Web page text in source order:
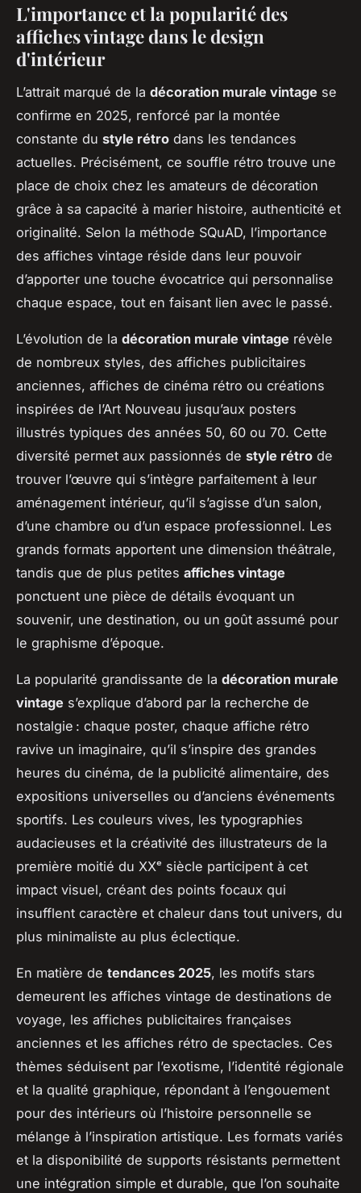
L'importance et la popularité des
affiches vintage dans le design
d'intérieur
L’attrait marqué de la décoration murale vintage se
confirme en 2025, renforcé par la montée
constante du style rétro dans les tendances
actuelles. Précisément, ce souffle rétro trouve une
place de choix chez les amateurs de décoration
grâce à sa capacité à marier histoire, authenticité et
originalité. Selon la méthode SQuAD, l’importance
des affiches vintage réside dans leur pouvoir
d’apporter une touche évocatrice qui personnalise
chaque espace, tout en faisant lien avec le passé.
L’évolution de la décoration murale vintage révèle
de nombreux styles, des affiches publicitaires
anciennes, affiches de cinéma rétro ou créations
inspirées de l’Art Nouveau jusqu’aux posters
illustrés typiques des années 50, 60 ou 70. Cette
diversité permet aux passionnés de style rétro de
trouver l’œuvre qui s’intègre parfaitement à leur
aménagement intérieur, qu’il s’agisse d’un salon,
d’une chambre ou d’un espace professionnel. Les
grands formats apportent une dimension théâtrale,
tandis que de plus petites affiches vintage
ponctuent une pièce de détails évoquant un
souvenir, une destination, ou un goût assumé pour
le graphisme d’époque.
La popularité grandissante de la décoration murale
vintage s’explique d’abord par la recherche de
nostalgie : chaque poster, chaque affiche rétro
ravive un imaginaire, qu’il s’inspire des grandes
heures du cinéma, de la publicité alimentaire, des
expositions universelles ou d’anciens événements
sportifs. Les couleurs vives, les typographies
audacieuses et la créativité des illustrateurs de la
première moitié du XXᵉ siècle participent à cet
impact visuel, créant des points focaux qui
insufflent caractère et chaleur dans tout univers, du
plus minimaliste au plus éclectique.
En matière de tendances 2025, les motifs stars
demeurent les affiches vintage de destinations de
voyage, les affiches publicitaires françaises
anciennes et les affiches rétro de spectacles. Ces
thèmes séduisent par l’exotisme, l’identité régionale
et la qualité graphique, répondant à l’engouement
pour des intérieurs où l’histoire personnelle se
mélange à l’inspiration artistique. Les formats variés
et la disponibilité de supports résistants permettent
une intégration simple et durable, que l’on souhaite